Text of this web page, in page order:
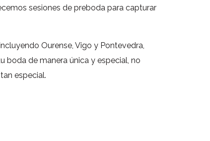
sesiones de preboda para capturar
Ourense, Vigo y Pontevedra,
boda de manera única y especial, no
especial.